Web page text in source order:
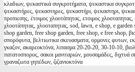
κλαδιων, ψεκαστικά συγκροτήματα, ψεκαστικα
ψεκαστήρες, ψεκαστηρες, ψεκαστήρι, ψεκαστηρι,
προπιεσης, έτοιμος χλοοτάπητας, ετοιμος
χλοοτάπητας, χλοοταπητας, sod, lawn, e shop, e
shop garden, free shop garden, free shop, e free shop,
σπορόφυτα, βελτιωτικα σκευασματα, ορμονες φυτων,
γκαζον, ακαρεοκτόνα, λιπασμα 20-20-20, 30-10-10,
πατατοσπορος, σακοι μανιταριών, μουσαμάδες, διχτυά
γραναζωτα γηπέδων, ζιζανιοκτόνα